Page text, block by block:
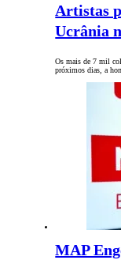
Artistas
Ucrânia
Os mais de 7 mil
próximos dias, a
MAP